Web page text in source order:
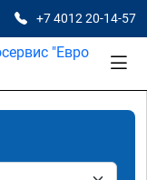
+7 4012 20-14-57